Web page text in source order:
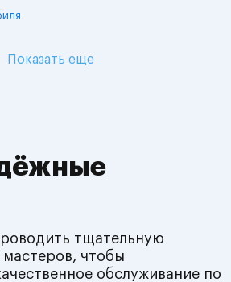
Показать еще
тщательную
чтобы
обслуживание по